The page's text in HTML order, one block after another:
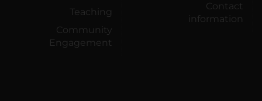
Teaching
Community
Engagement
Contact
information